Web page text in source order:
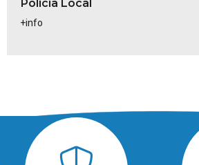
Policía Local
+info